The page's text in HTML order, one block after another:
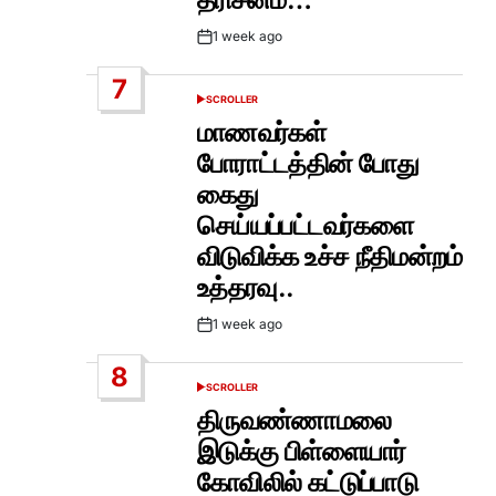
Post1 week ago
7
POSTED
SCROLLER
மாணவர்கள்
போராட்டத்தின் போது
கைது
செய்யப்பட்டவர்களை
விடுவிக்க உச்ச நீதிமன்றம்
உத்தரவு..
Post1 week ago
8
POSTED
SCROLLER
திருவண்ணாமலை
இடுக்கு பிள்ளையார்
கோவிலில் கட்டுப்பாடு